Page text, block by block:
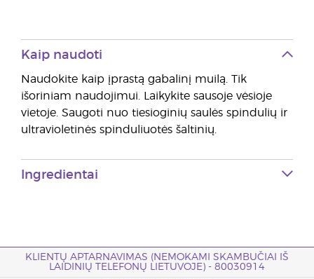
Kaip naudoti
Naudokite kaip įprastą gabalinį muilą. Tik
išoriniam naudojimui. Laikykite sausoje vėsioje
vietoje. Saugoti nuo tiesioginių saulės spindulių ir
ultravioletinės spinduliuotės šaltinių.
Ingredientai
KLIENTŲ APTARNAVIMAS (NEMOKAMI SKAMBUČIAI IŠ
LAIDINIŲ TELEFONŲ LIETUVOJE) - 80030914